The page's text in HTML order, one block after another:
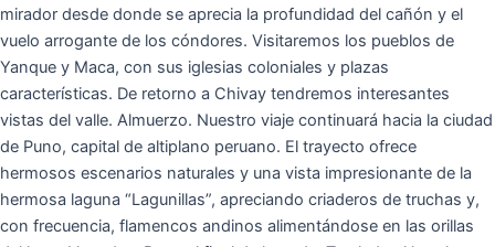
mirador desde donde se aprecia la profundidad del cañón y el
vuelo arrogante de los cóndores. Visitaremos los pueblos de
Yanque y Maca, con sus iglesias coloniales y plazas
características. De retorno a Chivay tendremos interesantes
vistas del valle. Almuerzo. Nuestro viaje continuará hacia la ciudad
de Puno, capital de altiplano peruano. El trayecto ofrece
hermosos escenarios naturales y una vista impresionante de la
hermosa laguna “Lagunillas”, apreciando criaderos de truchas y,
con frecuencia, flamencos andinos alimentándose en las orillas